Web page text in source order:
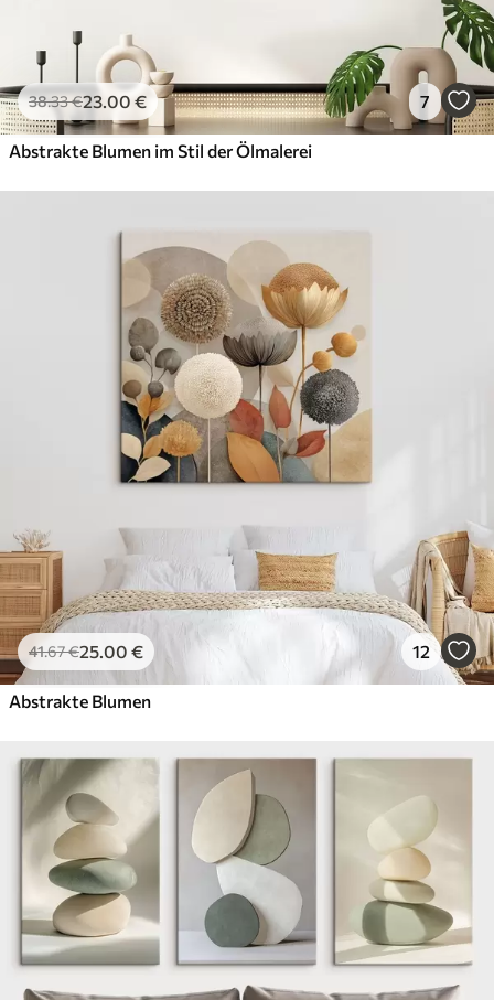
38.33€23.00 € 7
Abstrakte Blumen im Stil der Ölmalerei
41.67€25.00 € 12
Abstrakte Blumen